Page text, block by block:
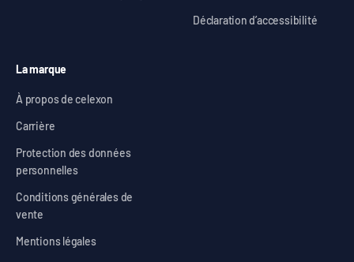
Déclaration d’accessibilité
La marque
À propos de celexon
Carrière
Protection des données
personnelles
Conditions générales de
vente
Mentions légales